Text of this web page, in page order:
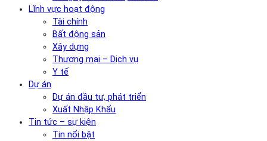
Lĩnh vực hoạt động
Tài chính
Bất động sản
Xây dựng
Thương mại – Dịch vụ
Y tế
Dự án
Dự án đầu tư, phát triển
Xuất Nhập Khẩu
Tin tức – sự kiện
Tin nổi bật